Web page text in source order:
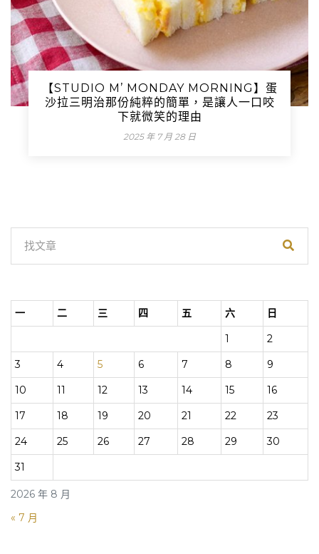
【STUDIO M’ MONDAY MORNING】蛋
沙拉三明治那份純粹的簡單，是讓人一口咬
下就微笑的理由
2025 年 7 月 28 日
2026 年 8 月
一 二 三 四 五 六
日
1
2
3
4 5 6 7 8
9
10
11 12 13 14 15
16
17
18 19 20 21 22
23
24
25 26 27 28 29
30
31
« 7 月